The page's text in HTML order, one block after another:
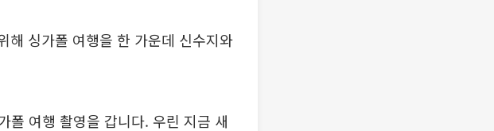
해 싱가폴 여행을 한 가운데 신수지와
폴 여행 촬영을 갑니다. 우린 지금 새